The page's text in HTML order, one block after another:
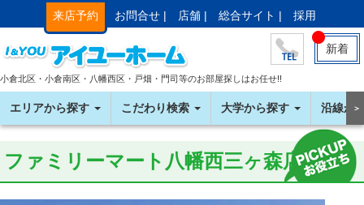
来店予約 お問合せ | 店舗 | 総合サイト | 採用
新着
小倉北区・小倉南区・八幡西区・戸畑・門司等のお部屋探しはお任せ!!
エリアから探す こだわり検索 大学から探す 沿線か＞
ファミリーマート八幡西三ヶ森店